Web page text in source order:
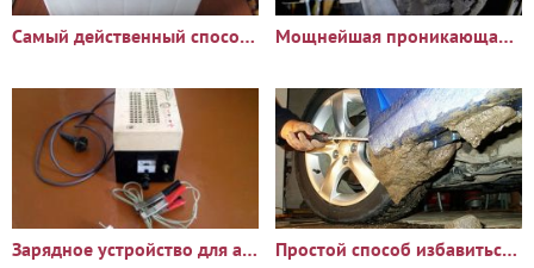
Самый действенный способ восстановления аккумулятора Мощнейшая проникающая смазка
Зарядное устройство для автомобильного аккумулятора Простой способ избавиться от налипания грязи на подкрылки и